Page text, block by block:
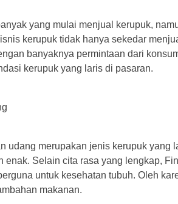
yang mulai menjual kerupuk,
kerupuk tidak hanya sekedar
banyaknya permintaan dari
kerupuk yang laris di pasaran.
udang merupakan jenis kerupuk yang
enak. Selain cita rasa yang lengkap,
untuk kesehatan tubuh. Oleh
makanan.